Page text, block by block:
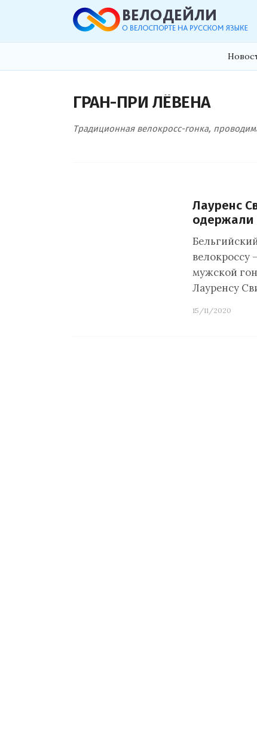
ГРАН-ПРИ ЛЁВЕНА
Традиционная велокросс-гонка,
Лауренс
одержали
велокроссу
мужской
Лауренсу
15/11/2020